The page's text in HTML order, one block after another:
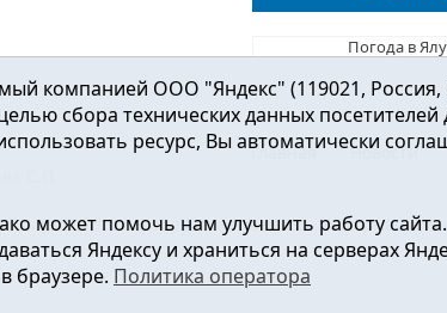
Погода в
Главная Новости
С.П.
по надзору в сфере связи,
компанией ООО "Яндекс" (119021, Россия,
сбора технических данных посетителей
ресурс, Вы автоматически
может помочь нам улучшить работу
Яндексу и храниться на серверах
браузере. Политика оператора